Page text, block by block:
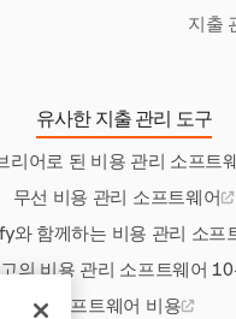
지출
유사한 지출 관리 도구
리어로 된 비용 관리 소프트
무선 비용 관리 소프트웨어
와 함께하는 비용 관리 소프
의 비용 관리 소프트웨어 10
소프트웨어 비용